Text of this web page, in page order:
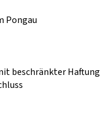
Pongau
beschränkter Haftung